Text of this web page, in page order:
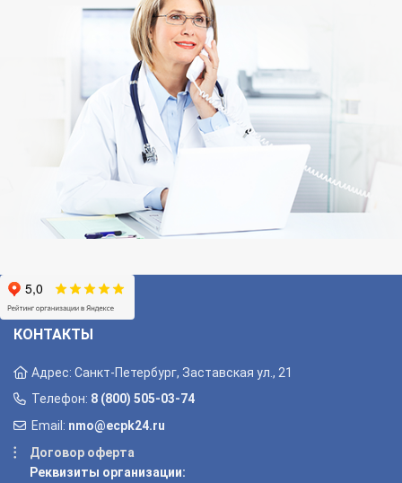
КОНТАКТЫ
Адрес: Санкт-Петербург, Заставская ул., 21
Телефон: 8 (800) 505-03-74
Email: nmo@ecpk24.ru
Договор оферта
Реквизиты организации: